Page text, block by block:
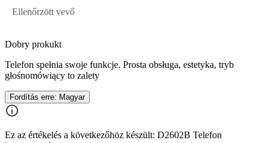
Ellenőrzött vevő
Dobry prokukt
Telefon spełnia swoje funkcje. Prosta obsługa, estetyka, tryb
głośnomówiący to zalety
Fordítás erre: Magyar
Ez az értékelés a következőhöz készült: D2602B Telefon